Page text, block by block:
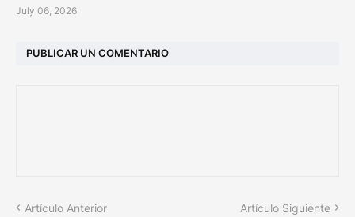
July 06, 2026
PUBLICAR UN COMENTARIO
Artículo Anterior Artículo Siguiente